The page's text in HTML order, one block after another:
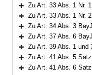
Bereich erweitern
Zu Art. 33 Abs. 1 Nr.
Bereich erweitern
Zu Art. 33 Abs. 1 Nr.
Bereich erweitern
Zu Art. 34 Abs. 3
Bereich erweitern
Zu Art. 37 Abs. 6
Bereich erweitern
Zu Art. 39 Abs. 1 und
Bereich erweitern
Zu Art. 41 Abs. 5
Zu Art. 41 Abs. 6